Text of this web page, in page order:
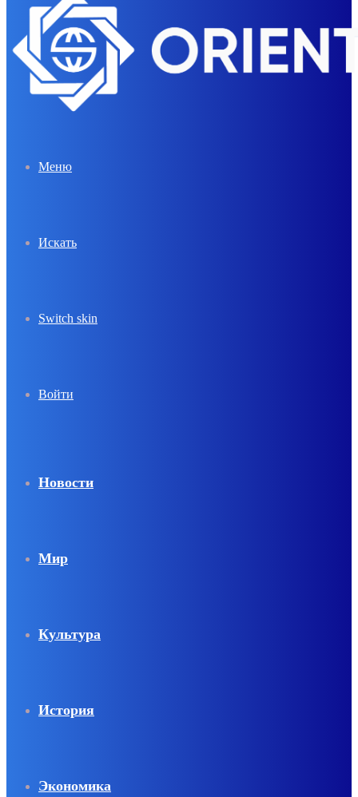
Меню
Искать
Switch skin
Войти
Новости
Мир
Культура
История
Экономика